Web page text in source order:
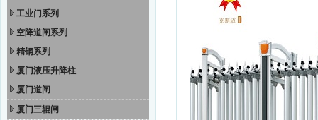
工业门系列
空降道闸系列
精钢系列
厦门液压升降柱
厦门道闸
厦门三辊闸